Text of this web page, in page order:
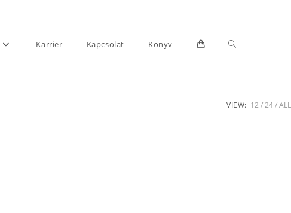
Karrier Kapcsolat Könyv Toggle
VIEW: 12 24 ALL